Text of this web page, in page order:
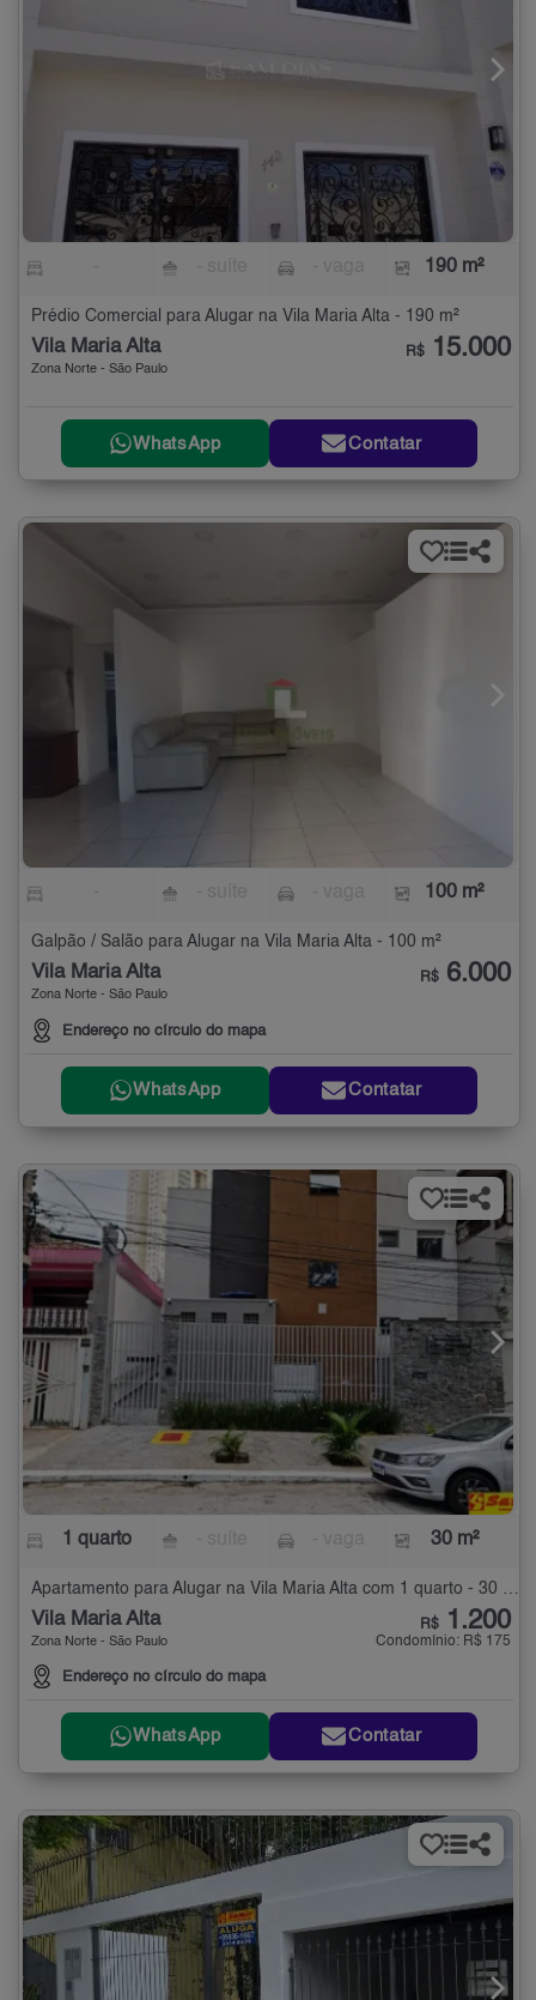
190 m²
Prédio Comercial para Alugar na Vila Maria Alta - 190 m²
Vila Maria Alta
Zona Norte - São Paulo
R$ 15.000
WhatsApp Contatar
100 m²
Galpão / Salão para Alugar na Vila Maria Alta - 100 m²
Vila Maria Alta
Zona Norte - São Paulo
Endereço no círculo do mapa
R$ 6.000
WhatsApp Contatar
1 quarto 30 m²
Vila Maria Alta
Zona Norte - São Paulo
Endereço no círculo do mapa
R$ 1.200
Condomínio: R$ 175
WhatsApp Contatar